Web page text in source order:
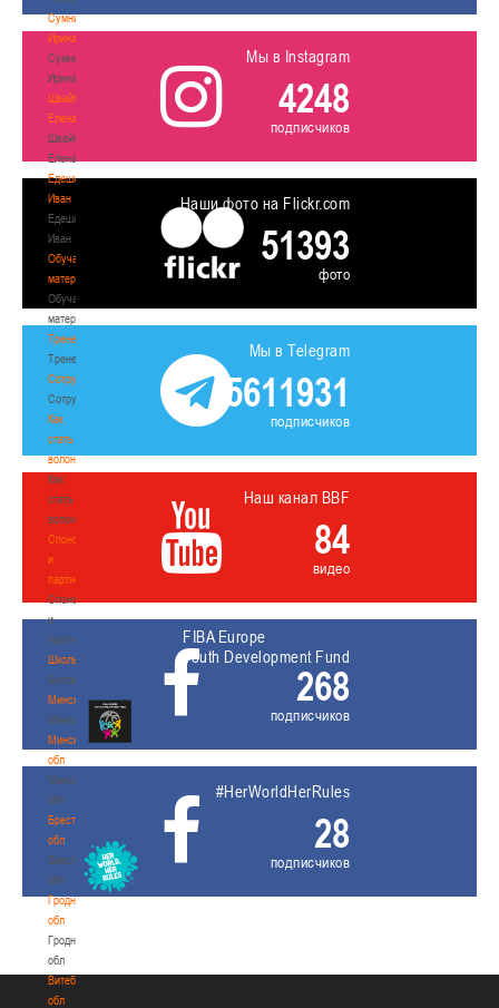
Сумникова
Ирина
Сумникова
Ирина
Швайбович
Елена
Швайбович
Елена
Едешко
Иван
Едешко
Иван
Обучающие
материалы
Обучающие
материалы
Тренерам
Тренерам
Сотрудничество
Сотрудничество
Как
стать
волонтером
Как
стать
волонтером
Спонсоры
и
партнеры
Спонсоры
и
партнеры
Школы
Школы
Минск
Минск
Минская
обл
Минская
обл
Брестская
обл
Брестская
обл
Гродненская
обл
Гродненская
обл
Витебская
обл
Мы в Instagram
4248
подписчиков
Наши фото на Flickr.com
51393
фото
Мы в Telegram
5611931
подписчиков
Наш канал BBF
84
видео
FIBA Europe
Youth Development Fund
268
подписчиков
#HerWorldHerRules
28
подписчиков